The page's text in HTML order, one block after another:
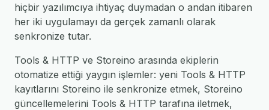
hiçbir yazılımcıya ihtiyaç duymadan o andan itibaren
her iki uygulamayı da gerçek zamanlı olarak
senkronize tutar.
Tools & HTTP ve Storeino arasında ekiplerin
otomatize ettiği yaygın işlemler: yeni Tools & HTTP
kayıtlarını Storeino ile senkronize etmek, Storeino
güncellemelerini Tools & HTTP tarafına iletmek,